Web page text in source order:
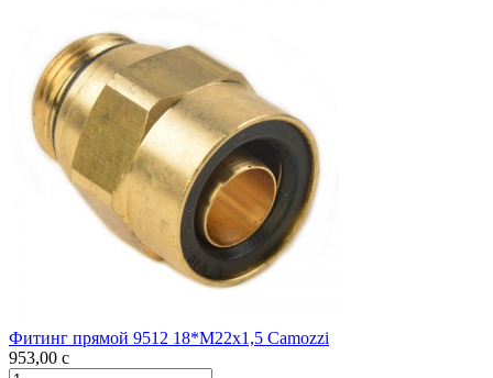
Фитинг прямой 9512 18*М22х1,5 Camozzi
953,00 c